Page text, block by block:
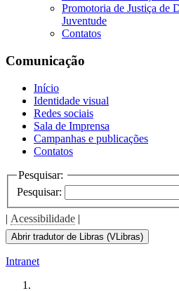
Promotoria de Justiça de
Juventude
Contatos
Comunicação
Início
Identidade visual
Redes sociais
Sala de Imprensa
Campanhas e publicações
Contatos
Pesquisar:
Pesquisar:
| Acessibilidade |
Abrir tradutor de Libras (VLibras)
Intranet